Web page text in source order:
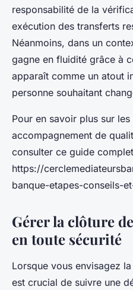
responsabilité de la
exécution des transferts
Néanmoins, dans un
gagne en fluidité grâce à
apparaît comme un atout
personne souhaitant
Pour en savoir plus sur
accompagnement de
consulter ce guide
https://
banque-etapes-conseils-
Gérer la clôture
en toute sécurité
Lorsque vous envisagez
est crucial de suivre une